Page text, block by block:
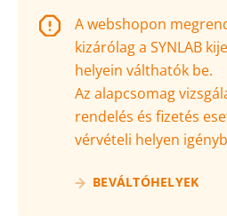
A webshopon
kizárólag a SYNLAB
helyein válthatók be.
Az alapcsomag
rendelés és fizetés
vérvételi helyen
BEVÁLTÓHELYEK